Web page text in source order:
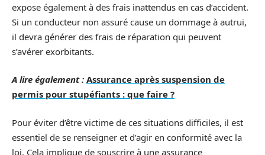
expose également à des frais inattendus en cas d’accident.
Si un conducteur non assuré cause un dommage à autrui,
il devra générer des frais de réparation qui peuvent
s’avérer exorbitants.
A lire également : Assurance après suspension de
permis pour stupéfiants : que faire ?
Pour éviter d’être victime de ces situations difficiles, il est
essentiel de se renseigner et d’agir en conformité avec la
loi. Cela implique de souscrire à une assurance